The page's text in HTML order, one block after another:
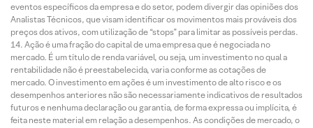
eventos específicos da empresa e do setor, podem divergir das opiniões dos
Analistas Técnicos, que visam identificar os movimentos mais prováveis dos
preços dos ativos, com utilização de “stops” para limitar as possíveis perdas.
Ação é uma fração do capital de uma empresa que é negociada no
mercado. É um título de renda variável, ou seja, um investimento no qual a
rentabilidade não é preestabelecida, varia conforme as cotações de
mercado. O investimento em ações é um investimento de alto risco e os
desempenhos anteriores não são necessariamente indicativos de resultados
futuros e nenhuma declaração ou garantia, de forma expressa ou implícita, é
feita neste material em relação a desempenhos. As condições de mercado, o